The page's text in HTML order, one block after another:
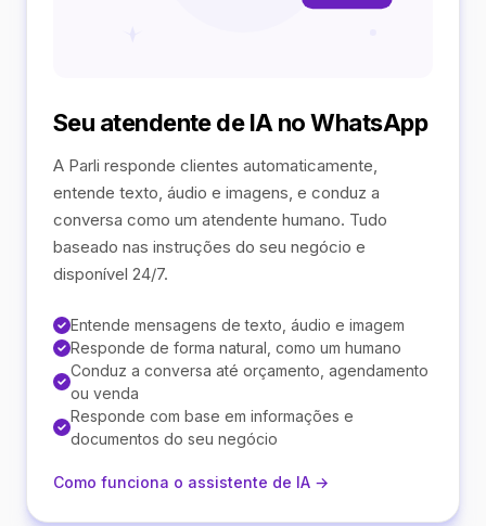
Seu atendente de IA no WhatsApp
A Parli responde clientes automaticamente,
entende texto, áudio e imagens, e conduz a
conversa como um atendente humano. Tudo
baseado nas instruções do seu negócio e
disponível 24/7.
Entende mensagens de texto, áudio e imagem
Responde de forma natural, como um humano
Conduz a conversa até orçamento, agendamento
ou venda
Responde com base em informações e
documentos do seu negócio
Como funciona o assistente de IA →